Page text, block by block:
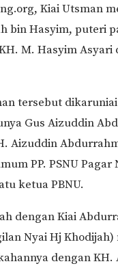
Kiai Utsman
bin Hasyim, puteri
M. Hasyim Asyari
tersebut
Gus Aizuddin
Aizuddin
PP. PSNU Pagar
ketua PBNU.
dengan Kiai
Nyai Hj
dengan KH.